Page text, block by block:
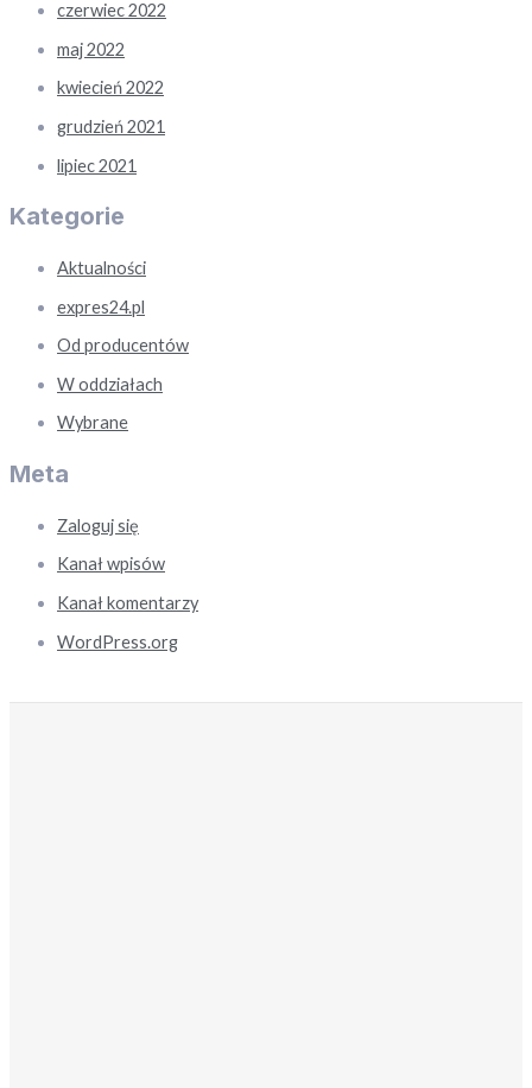
czerwiec 2022
maj 2022
kwiecień 2022
grudzień 2021
lipiec 2021
Kategorie
Aktualności
expres24.pl
Od producentów
W oddziałach
Wybrane
Meta
Zaloguj się
Kanał wpisów
Kanał komentarzy
WordPress.org